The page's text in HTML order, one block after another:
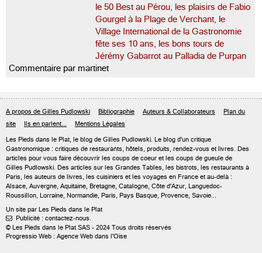
le 50 Best au Pérou, les plaisirs de Fabio
Gourgel à la Plage de Verchant, le
Village International de la Gastronomie
fête ses 10 ans, les bons tours de
Jérémy Gabarrot au Palladia de Purpan
Commentaire par martinet
A propos de Gilles Pudlowski Bibliographie Auteurs & Collaborateurs
Plan du
site
Ils en parlent... Mentions Légales
Les Pieds dans le Plat, le blog de Gilles Pudlowski. Le blog d'un critique
Gastronomique : critiques de restaurants, hôtels, produits, rendez-vous et livres. Des
articles pour vous faire découvrir les coups de coeur et les coups de gueule de
Gilles Pudlowski. Des articles sur les Grandes Tables, les bistrots, les restaurants à
Paris, les auteurs de livres, les cuisiniers et les voyages en France et au-delà :
Alsace, Auvergne, Aquitaine, Bretagne, Catalogne, Côte d'Azur, Languedoc-
Roussillon, Lorraine, Normandie, Paris, Pays Basque, Provence, Savoie...
Un site par Les Pieds dans le Plat
 Publicité : contactez-nous.
© Les Pieds dans le Plat SAS - 2024 Tous droits réservés
Progressio Web : Agence Web dans l'Oise